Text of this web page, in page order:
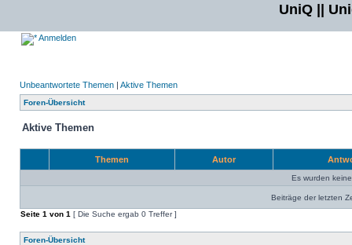
UniQ ||
Anmelden
Unbeantwortete Themen | Aktive Themen
Foren-Übersicht
Aktive Themen
Themen Autor
Es wurden
Beiträge der letzten
Seite 1 von 1 [ Die Suche ergab 0 Treffer ]
Foren-Übersicht